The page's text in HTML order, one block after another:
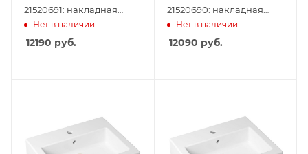
21520691: накладная
раковина 50.5 см,
металлический сифон,
донный клапан
Нет в наличии
12190 руб.
21520690: накладная
раковина 50.5 см,
металлический сифон,
донный клапан
Нет в наличии
12090 руб.